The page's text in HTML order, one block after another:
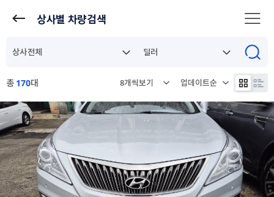
상사별 차량검색
총 170대